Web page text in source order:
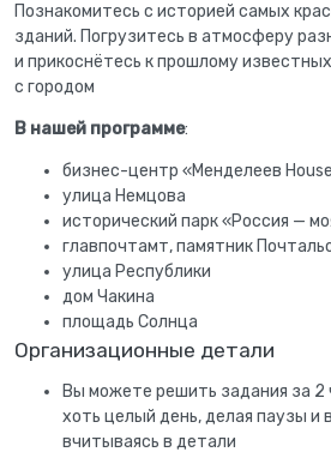
Познакомитесь с историей самых
зданий. Погрузитесь в атмосферу
и прикоснётесь к прошлому
с городом
В нашей программе:
бизнес-центр «Менделеев
улица Немцова
исторический парк «Россия —
главпочтамт, памятник
улица Республики
дом Чакина
площадь Солнца
Организационные детали
Вы можете решить задания за 2
хоть целый день, делая паузы и
вчитываясь в детали